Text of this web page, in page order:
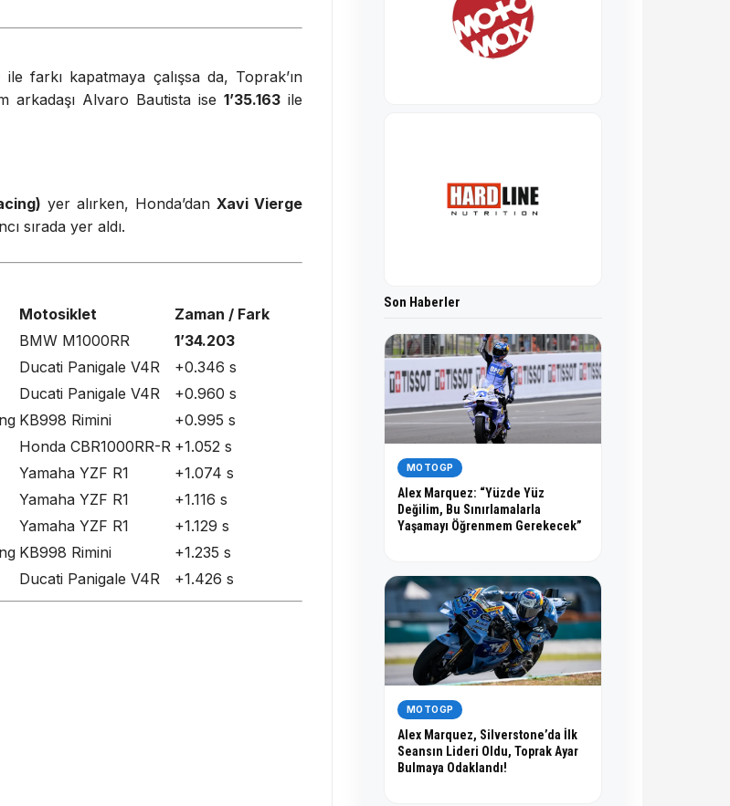
ile farkı kapatmaya çalışsa da, Toprak’ın
arkadaşı Alvaro Bautista ise 1’35.163 ile
yer alırken, Honda’dan Xavi Vierge
sırada yer aldı.
Motosiklet
Zaman / Fark
BMW M1000RR
1’34.203
Ducati Panigale V4R
+0.346 s
Ducati Panigale V4R
+0.960 s
KB998 Rimini
+0.995 s
Honda CBR1000RR-R +1.052 s
Yamaha YZF R1
+1.074 s
Yamaha YZF R1
+1.116 s
Yamaha YZF R1
+1.129 s
KB998 Rimini
+1.235 s
Ducati Panigale V4R +1.426 s
Son Haberler
MOTOGP
Alex Marquez: “Yüzde Yüz
Değilim, Bu Sınırlamalarla
Yaşamayı Öğrenmem Gerekecek”
MOTOGP
Alex Marquez, Silverstone’da İlk
Seansın Lideri Oldu, Toprak Ayar
Bulmaya Odaklandı!